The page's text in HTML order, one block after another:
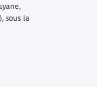
), sous la